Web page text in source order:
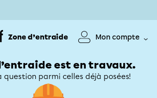
Zone d’entraide Mon compte
est en travaux.
question parmi celles déjà posées!